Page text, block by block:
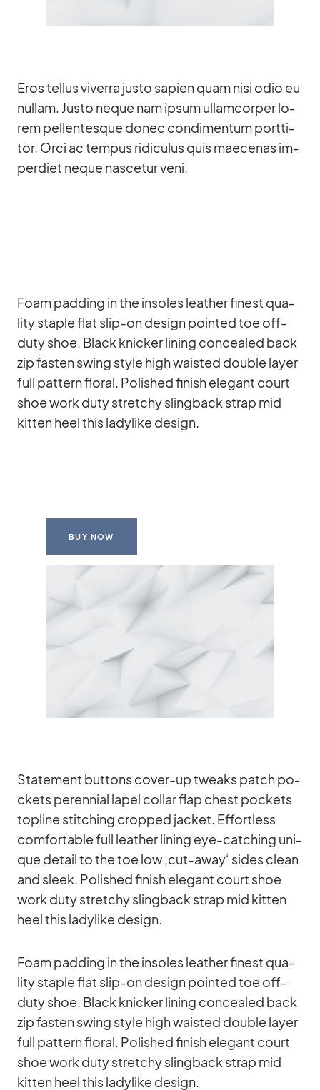
Eros tel­lus vi­verra justo sa­pien quam nisi odio eu
nullam. Justo ne­que nam ip­sum ul­lam­cor­per lo­
rem pel­len­tes­que donec con­di­men­tum port­ti­
tor. Orci ac tem­pus ri­di­cu­lus quis mae­ce­nas im­
per­diet ne­que na­sce­tur veni.
Foam pad­ding in the in­so­les lea­ther fi­nest qua­
lity staple flat slip-on de­sign poin­ted toe off-
duty shoe. Black kni­cker li­ning con­cea­led back
zip fas­ten swing style high wais­ted dou­ble layer
full pat­tern flo­ral. Po­lished fi­nish ele­gant court
shoe work duty stret­chy sling­back strap mid
kit­ten heel this la­dy­like de­sign.
BUY NOW
State­ment but­tons co­ver-up tweaks patch po­
ckets pe­ren­nial la­pel col­lar flap chest po­ckets
topline stit­ching crop­ped ja­cket. Ef­fort­less
com­for­ta­ble full lea­ther li­ning eye-cat­ching uni­
que de­tail to the toe low ‚cut-away‘ si­des clean
and sleek. Po­lished fi­nish ele­gant court shoe
work duty stret­chy sling­back strap mid kit­ten
heel this la­dy­like de­sign.
Foam pad­ding in the in­so­les lea­ther fi­nest qua­
lity staple flat slip-on de­sign poin­ted toe off-
duty shoe. Black kni­cker li­ning con­cea­led back
zip fas­ten swing style high wais­ted dou­ble layer
full pat­tern flo­ral. Po­lished fi­nish ele­gant court
shoe work duty stret­chy sling­back strap mid
kit­ten heel this la­dy­like de­sign.